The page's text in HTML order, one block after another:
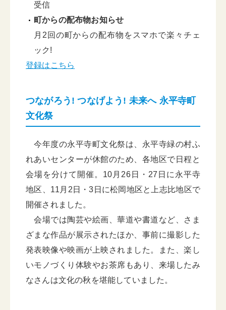
受信
町からの配布物お知らせ
月2回の町からの配布物をスマホで楽々チェ
ック!
登録はこちら
つながろう! つなげよう! 未来へ 永平寺町
文化祭
今年度の永平寺町文化祭は、永平寺緑の村ふ
れあいセンターが休館のため、各地区で日程と
会場を分けて開催。10月26日・27日に永平寺
地区、11月2日・3日に松岡地区と上志比地区で
開催されました。
会場では陶芸や絵画、華道や書道など、さま
ざまな作品が展示されたほか、事前に撮影した
発表映像や映画が上映されました。また、楽し
いモノづくり体験やお茶席もあり、来場したみ
なさんは文化の秋を堪能していました。